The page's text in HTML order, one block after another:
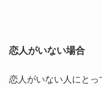
恋人がいない場合
恋人がいない人にと